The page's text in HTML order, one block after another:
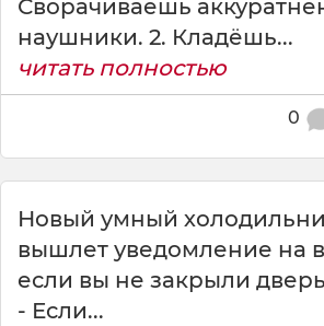
Сворачиваешь
наушники. 2. Кладёшь...
читать полностью
0
Новый умный
вышлет уведомление на
если вы не закрыли
- Если...